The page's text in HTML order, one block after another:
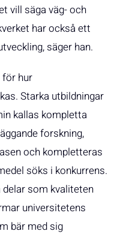
vill säga väg- och
har också ett
säger han.
för hur
Starka utbildningar
kallas kompletta
forskning,
och kompletteras
söks i konkurrens.
som kvaliteten
universitetens
bär med sig